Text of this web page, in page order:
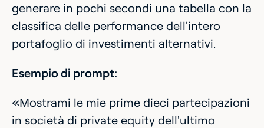
generare in pochi secondi una tabella con la
classifica delle performance dell'intero
portafoglio di investimenti alternativi.
Esempio di prompt:
«Mostrami le mie prime dieci partecipazioni
in società di private equity dell'ultimo